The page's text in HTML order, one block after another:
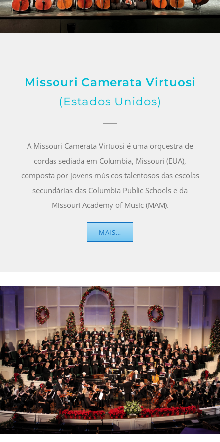
Missouri Camerata Virtuosi
(Estados Unidos)
A Missouri Camerata Virtuosi é uma orquestra de
cordas sediada em Columbia, Missouri (EUA),
composta por jovens músicos talentosos das escolas
secundárias das Columbia Public Schools e da
Missouri Academy of Music (MAM).
MAIS…